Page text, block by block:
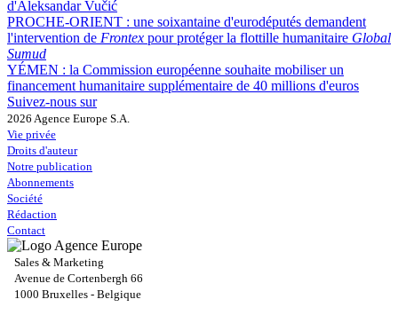
d'Aleksandar Vučić
PROCHE-ORIENT : une soixantaine d'eurodéputés demandent
l'intervention de Frontex pour protéger la flottille humanitaire Global
Sumud
YÉMEN : la Commission européenne souhaite mobiliser un
financement humanitaire supplémentaire de 40 millions d'euros
Suivez-nous sur
2026 Agence Europe S.A.
Vie privée
Droits d'auteur
Notre publication
Abonnements
Société
Rédaction
Contact
Sales & Marketing
Avenue de Cortenbergh 66
1000 Bruxelles - Belgique